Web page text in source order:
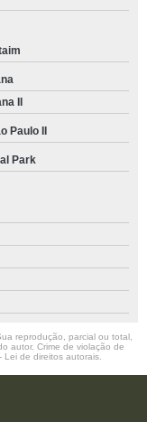
II
Paulo II
Park
reprodução, parcial ou total,
autor. Crime de violação de
Lei de direitos autorais